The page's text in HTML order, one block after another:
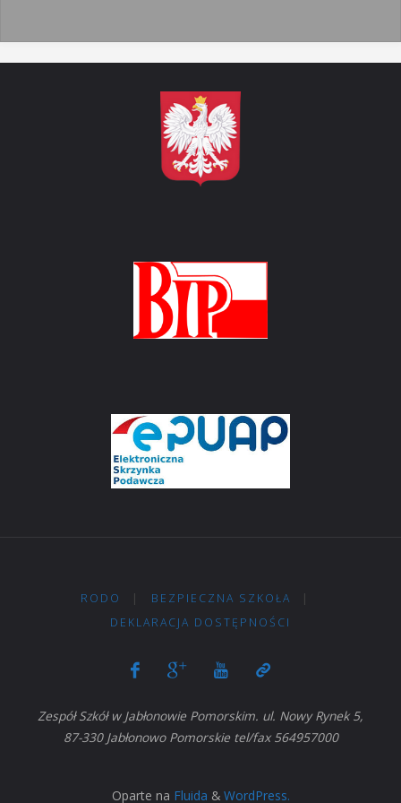
RODO | BEZPIECZNA SZKOŁA
|
DEKLARACJA DOSTĘPNOŚCI
Zespół Szkół w Jabłonowie Pomorskim. ul. Nowy Rynek 5,
87-330 Jabłonowo Pomorskie tel/fax 564957000
Oparte na Fluida & WordPress.